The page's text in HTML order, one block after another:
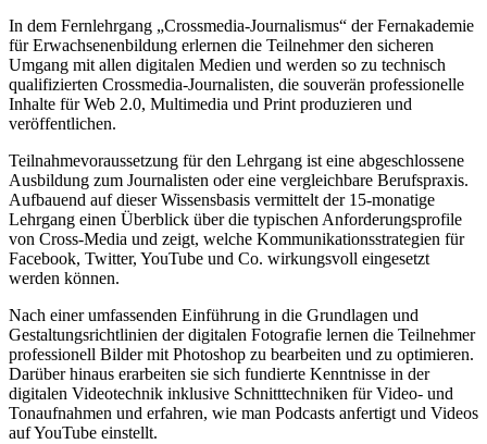
In dem Fernlehrgang „Crossmedia-Journalismus“ der Fernakademie
für Erwachsenenbildung erlernen die Teilnehmer den sicheren
Umgang mit allen digitalen Medien und werden so zu technisch
qualifizierten Crossmedia-Journalisten, die souverän professionelle
Inhalte für Web 2.0, Multimedia und Print produzieren und
veröffentlichen.
Teilnahmevoraussetzung für den Lehrgang ist eine abgeschlossene
Ausbildung zum Journalisten oder eine vergleichbare Berufspraxis.
Aufbauend auf dieser Wissensbasis vermittelt der 15-monatige
Lehrgang einen Überblick über die typischen Anforderungsprofile
von Cross-Media und zeigt, welche Kommunikationsstrategien für
Facebook, Twitter, YouTube und Co. wirkungsvoll eingesetzt
werden können.
Nach einer umfassenden Einführung in die Grundlagen und
Gestaltungsrichtlinien der digitalen Fotografie lernen die Teilnehmer
professionell Bilder mit Photoshop zu bearbeiten und zu optimieren.
Darüber hinaus erarbeiten sie sich fundierte Kenntnisse in der
digitalen Videotechnik inklusive Schnitttechniken für Video- und
Tonaufnahmen und erfahren, wie man Podcasts anfertigt und Videos
auf YouTube einstellt.